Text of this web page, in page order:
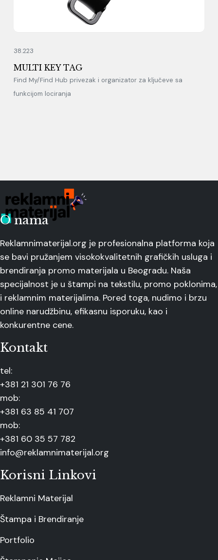
38.223
MULTI KEY TAG
Find My/Find Hub privezak i organizator za ključeve sa
funkcijom lociranja
O nama
Reklamnimaterijal.org je profesionalna platforma koja
se bavi pružanjem visokokvalitetnih grafičkih usluga i
brendiranja promo materijala u Beogradu. Naša
specijalnost je u štampi na tekstilu, promo poklonima,
i reklamnim materijalima. Pored toga, nudimo i brzu
online narudžbinu, efikasnu isporuku, kao i
konkurentne cene.
Kontakt
tel:
+381 21 301 76 76
mob:
+381 63 85 41 707
mob:
+381 60 35 57 782
info@reklamnimaterijal.org
Korisni Linkovi
Reklamni Materijal
Štampa i Brendiranje
Portfolio